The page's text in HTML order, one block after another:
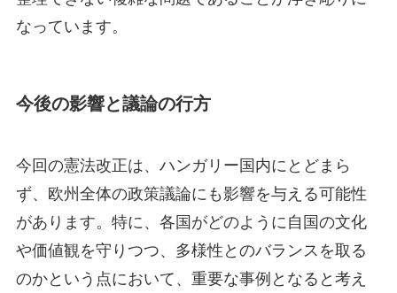
なっています。
今後の影響と議論の行方
今回の憲法改正は、ハンガリー国内にとどまら
ず、欧州全体の政策議論にも影響を与える可能性
があります。特に、各国がどのように自国の文化
や価値観を守りつつ、多様性とのバランスを取る
のかという点において、重要な事例となると考え